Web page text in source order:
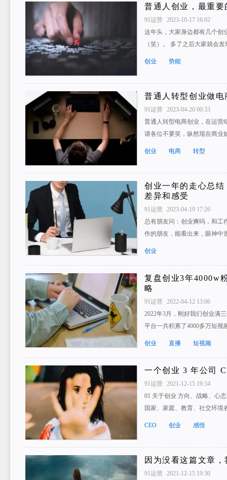
普通人创业，最重
91运营 2023-10-17 16:02
这年头，大家身边都有几个创
（笑）。 多了之后大家就会
创业 势能
普通人转型创业做
91运营 2023-04-20 00:33
普通人转型电商创业，在运营
请各位不要笑，纵然现在商
创业 电商 转型
创业一年的走心总
差异和感受
91运营 2023-04-19 17:26
总有朋友问：创业爽吗，和工
作的朋友，能看出来，眼神
创业
复盘创业3年4000w
略
91运营 2022-04-12 13:06
2022年3月，刚好我们创业满
平台一共积累了4000多万短
创业 直播 短视频
一个创业 3 年公司
91运营 2021-12-15 19:34
01 关于创业 方向、战略、心
国家、家庭、教育、社交环
CEO 创业 感悟
因为没看这篇文章
91运营 2021-12-15 19:30